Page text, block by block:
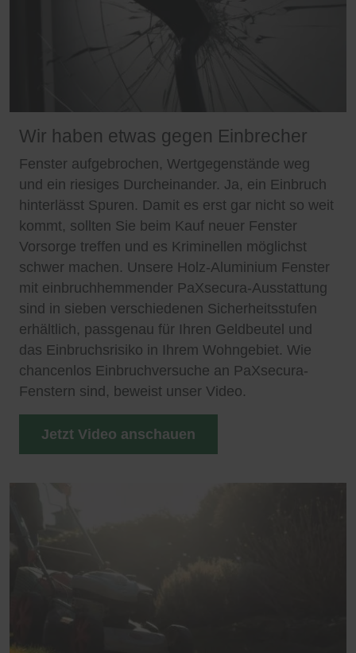
Wir haben etwas gegen Einbrecher
Fenster aufgebrochen, Wertgegenstände weg
und ein riesiges Durcheinander. Ja, ein Einbruch
hinterlässt Spuren. Damit es erst gar nicht so weit
kommt, sollten Sie beim Kauf neuer Fenster
Vorsorge treffen und es Kriminellen möglichst
schwer machen. Unsere Holz-Aluminium Fenster
mit einbruchhemmender PaXsecura-Ausstattung
sind in sieben verschiedenen Sicherheitsstufen
erhältlich, passgenau für Ihren Geldbeutel und
das Einbruchsrisiko in Ihrem Wohngebiet. Wie
chancenlos Einbruchversuche an PaXsecura-
Fenstern sind, beweist unser Video.
Jetzt Video anschauen